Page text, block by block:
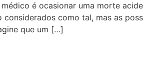
é ocasionar uma morte
considerados como tal, mas as
que um […]